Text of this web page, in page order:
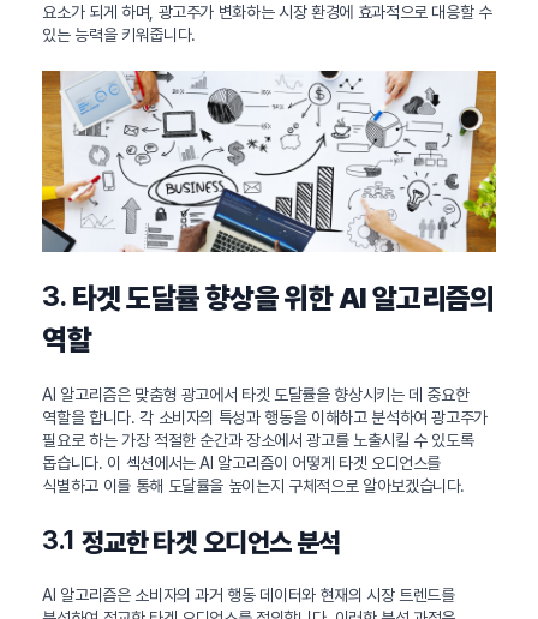
요소가 되게 하며, 광고주가 변화하는 시장 환경에 효과적으로 대응할 수
있는 능력을 키워줍니다.
3. 타겟 도달률 향상을 위한 AI 알고리즘의
역할
AI 알고리즘은 맞춤형 광고에서 타겟 도달률을 향상시키는 데 중요한
역할을 합니다. 각 소비자의 특성과 행동을 이해하고 분석하여 광고주가
필요로 하는 가장 적절한 순간과 장소에서 광고를 노출시킬 수 있도록
돕습니다. 이 섹션에서는 AI 알고리즘이 어떻게 타겟 오디언스를
식별하고 이를 통해 도달률을 높이는지 구체적으로 알아보겠습니다.
3.1 정교한 타겟 오디언스 분석
AI 알고리즘은 소비자의 과거 행동 데이터와 현재의 시장 트렌드를